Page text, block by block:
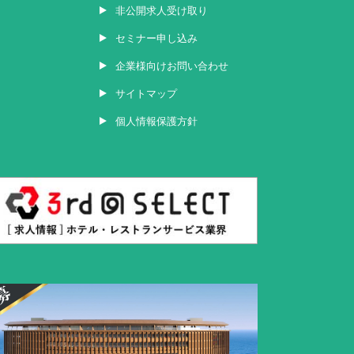
非公開求人受け取り
セミナー申し込み
企業様向けお問い合わせ
サイトマップ
個人情報保護方針